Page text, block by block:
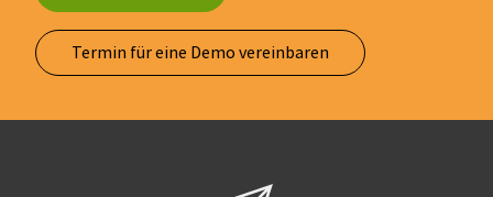
Termin für eine Demo vereinbaren